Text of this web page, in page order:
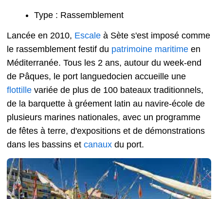
Type : Rassemblement
Lancée en 2010, Escale à Sète s'est imposé comme
le rassemblement festif du patrimoine maritime en
Méditerranée. Tous les 2 ans, autour du week-end
de Pâques, le port languedocien accueille une
flottille variée de plus de 100 bateaux traditionnels,
de la barquette à gréement latin au navire-école de
plusieurs marines nationales, avec un programme
de fêtes à terre, d'expositions et de démonstrations
dans les bassins et canaux du port.